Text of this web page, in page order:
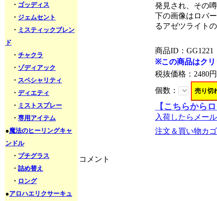
・ ゴッディス
・ ジェムセント
・ ミスティックブレン
ド
・ チャクラ
・ ゾディアック
・ スペシャリティ
・ ディエティ
・ ミストスプレー
・ 専用アイテム
●魔法のヒーリングキャ
ンドル
・ プチグラス
・ 詰め替え
・ ロング
●アロハエリクサーキュ
発見され、その
下の画像はロバ
るアゼツライト
商品ID：GG1221
※この商品はクリ
税抜価格： 2480円
個数：
【こちらから
入荷したらメー
注文＆買い物カ
コメント